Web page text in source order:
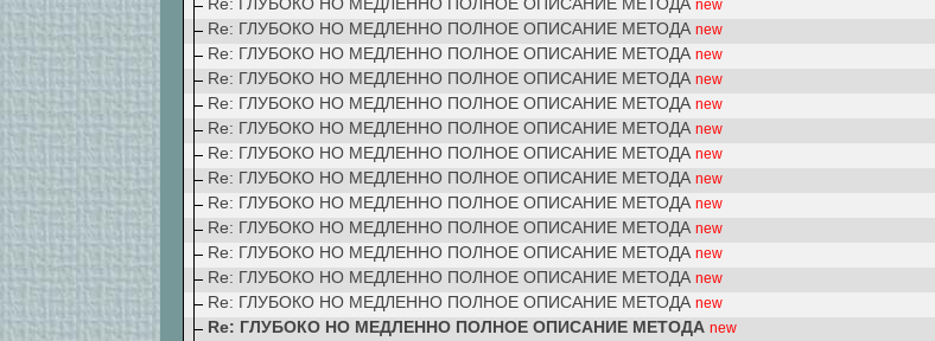
new
Re: ГЛУБОКО НО МЕДЛЕННО ПОЛНОЕ ОПИСАНИЕ МЕТОДА new
Re: ГЛУБОКО НО МЕДЛЕННО ПОЛНОЕ ОПИСАНИЕ МЕТОДА new
Re: ГЛУБОКО НО МЕДЛЕННО ПОЛНОЕ ОПИСАНИЕ МЕТОДА new
Re: ГЛУБОКО НО МЕДЛЕННО ПОЛНОЕ ОПИСАНИЕ МЕТОДА new
Re: ГЛУБОКО НО МЕДЛЕННО ПОЛНОЕ ОПИСАНИЕ МЕТОДА new
Re: ГЛУБОКО НО МЕДЛЕННО ПОЛНОЕ ОПИСАНИЕ МЕТОДА new
Re: ГЛУБОКО НО МЕДЛЕННО ПОЛНОЕ ОПИСАНИЕ МЕТОДА new
Re: ГЛУБОКО НО МЕДЛЕННО ПОЛНОЕ ОПИСАНИЕ МЕТОДА new
Re: ГЛУБОКО НО МЕДЛЕННО ПОЛНОЕ ОПИСАНИЕ МЕТОДА new
Re: ГЛУБОКО НО МЕДЛЕННО ПОЛНОЕ ОПИСАНИЕ МЕТОДА new
Re: ГЛУБОКО НО МЕДЛЕННО ПОЛНОЕ ОПИСАНИЕ МЕТОДА new
Re: ГЛУБОКО НО МЕДЛЕННО ПОЛНОЕ ОПИСАНИЕ МЕТОДА new
Re: ГЛУБОКО НО МЕДЛЕННО ПОЛНОЕ ОПИСАНИЕ МЕТОДА new